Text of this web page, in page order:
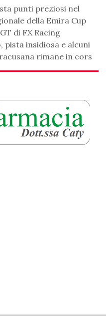
punti preziosi nel
della Emira Cup
di FX Racing
pista insidiosa e alcuni
rimane in cors